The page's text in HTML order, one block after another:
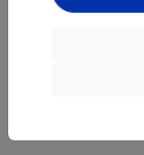
Loppuunmyyty